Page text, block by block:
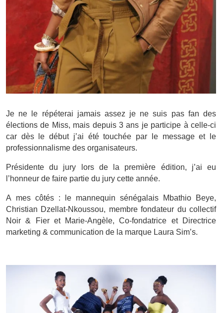
Je ne le répéterai jamais assez je ne suis pas fan des
élections de Miss, mais depuis 3 ans je participe à celle-ci
car dès le début j’ai été touchée par le message et le
professionnalisme des organisateurs.
Présidente du jury lors de la première édition, j’ai eu
l’honneur de faire partie du jury cette année.
A mes côtés : le mannequin sénégalais Mbathio Beye,
Christian Dzellat-Nkoussou, membre fondateur du collectif
Noir & Fier et Marie-Angèle, Co-fondatrice et Directrice
marketing & communication de la marque Laura Sim’s.